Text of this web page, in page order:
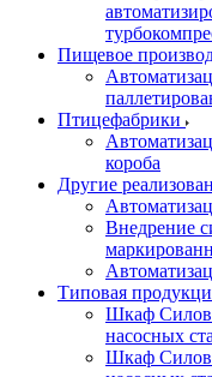
Пищевое
Птицефабрики
короба
Другие
Внедрение
Типовая
Шкаф
насосных
Шкаф